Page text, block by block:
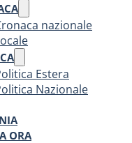
nazionale
Estera
Nazionale
ORA